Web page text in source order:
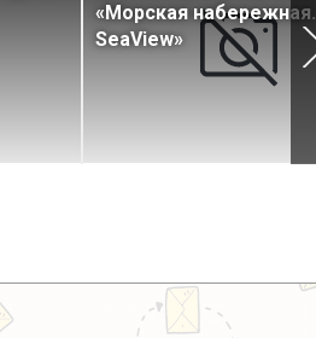
«Морская набережная.
SeaView»